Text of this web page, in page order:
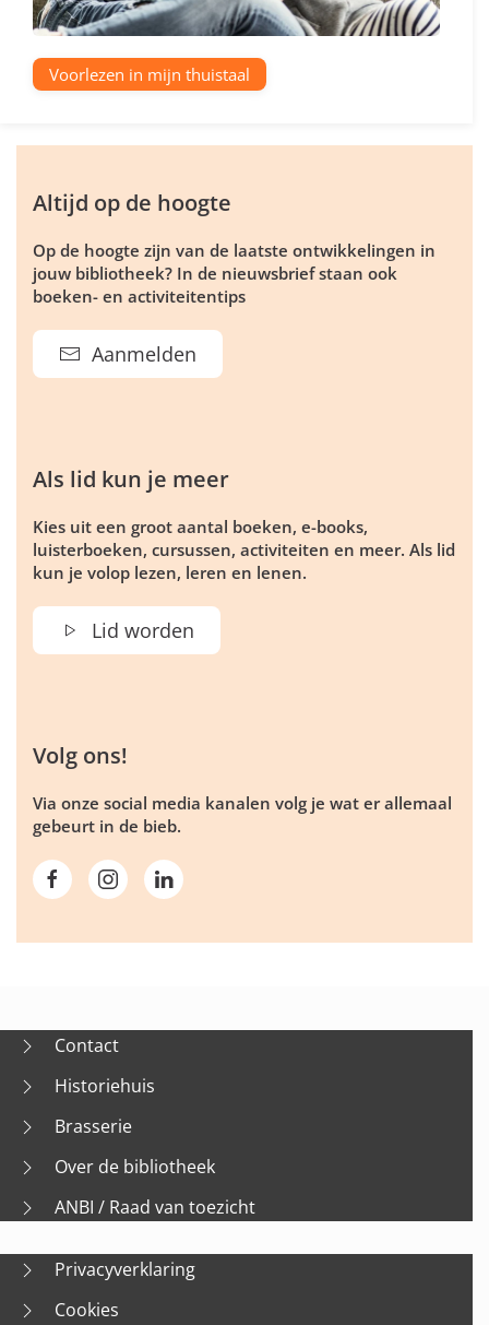
Voorlezen in mijn thuistaal
Altijd op de hoogte
Op de hoogte zijn van de laatste ontwikkelingen in
jouw bibliotheek? In de nieuwsbrief staan ook
boeken- en activiteitentips
Aanmelden
Als lid kun je meer
Kies uit een groot aantal boeken, e-books,
luisterboeken, cursussen, activiteiten en meer. Als lid
kun je volop lezen, leren en lenen.
Lid worden
Volg ons!
Via onze social media kanalen volg je wat er allemaal
gebeurt in de bieb.
Contact
Historiehuis
Brasserie
Over de bibliotheek
ANBI / Raad van toezicht
Privacyverklaring
Cookies